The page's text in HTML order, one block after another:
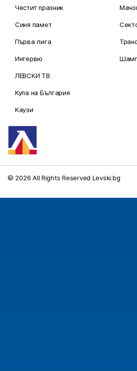
Честит празник
Синя памет
Първа лига
Интервю
ЛЕВСКИ ТВ
Купа на България
Каузи
© 2026 All Rights Reserved Levski.bg